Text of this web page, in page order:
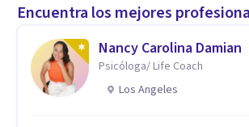
Encuentra los mejores
Nancy Carolina Damian
Psicóloga/ Life Coach
Los Angeles